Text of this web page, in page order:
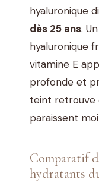
hyaluronique
dès 25 ans.
hyaluronique
vitamine E
profonde et
teint retrouve
paraissent
Comparatif
hydratants